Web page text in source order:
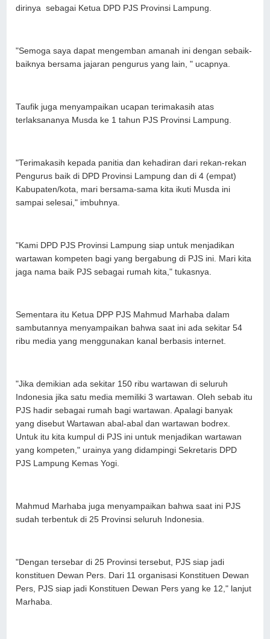
dirinya sebagai Ketua DPD PJS Provinsi Lampung.
"Semoga saya dapat mengemban amanah ini dengan sebaik-
baiknya bersama jajaran pengurus yang lain, " ucapnya.
Taufik juga menyampaikan ucapan terimakasih atas
terlaksananya Musda ke 1 tahun PJS Provinsi Lampung.
"Terimakasih kepada panitia dan kehadiran dari rekan-rekan
Pengurus baik di DPD Provinsi Lampung dan di 4 (empat)
Kabupaten/kota, mari bersama-sama kita ikuti Musda ini
sampai selesai," imbuhnya.
"Kami DPD PJS Provinsi Lampung siap untuk menjadikan
wartawan kompeten bagi yang bergabung di PJS ini. Mari kita
jaga nama baik PJS sebagai rumah kita," tukasnya.
Sementara itu Ketua DPP PJS Mahmud Marhaba dalam
sambutannya menyampaikan bahwa saat ini ada sekitar 54
ribu media yang menggunakan kanal berbasis internet.
"Jika demikian ada sekitar 150 ribu wartawan di seluruh
Indonesia jika satu media memiliki 3 wartawan. Oleh sebab itu
PJS hadir sebagai rumah bagi wartawan. Apalagi banyak
yang disebut Wartawan abal-abal dan wartawan bodrex.
Untuk itu kita kumpul di PJS ini untuk menjadikan wartawan
yang kompeten," urainya yang didampingi Sekretaris DPD
PJS Lampung Kemas Yogi.
Mahmud Marhaba juga menyampaikan bahwa saat ini PJS
sudah terbentuk di 25 Provinsi seluruh Indonesia.
"Dengan tersebar di 25 Provinsi tersebut, PJS siap jadi
konstituen Dewan Pers. Dari 11 organisasi Konstituen Dewan
Pers, PJS siap jadi Konstituen Dewan Pers yang ke 12," lanjut
Marhaba.